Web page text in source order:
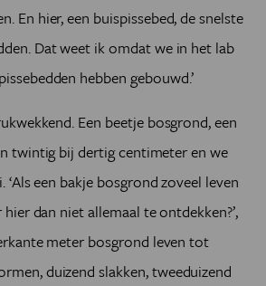
En hier, een buispissebed, de snelste
Dat weet ik omdat we in het lab
hebben gebouwd.’
Een beetje bosgrond, een
twintig bij dertig centimeter en we
een bakje bosgrond zoveel leven
dan niet allemaal te ontdekken?’,
meter bosgrond leven tot
duizend slakken, tweeduizend